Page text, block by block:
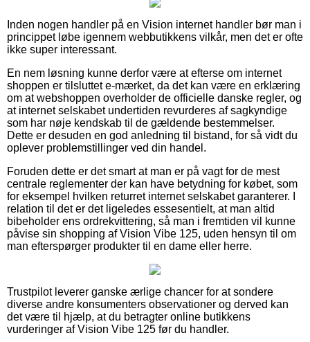
Inden nogen handler på en Vision internet handler bør man i
princippet løbe igennem webbutikkens vilkår, men det er ofte
ikke super interessant.
En nem løsning kunne derfor være at efterse om internet
shoppen er tilsluttet e-mærket, da det kan være en erklæring
om at webshoppen overholder de officielle danske regler, og
at internet selskabet undertiden revurderes af sagkyndige
som har nøje kendskab til de gældende bestemmelser.
Dette er desuden en god anledning til bistand, for så vidt du
oplever problemstillinger ved din handel.
Foruden dette er det smart at man er på vagt for de mest
centrale reglementer der kan have betydning for købet, som
for eksempel hvilken returret internet selskabet garanterer. I
relation til det er det ligeledes essesentielt, at man altid
bibeholder ens ordrekvittering, så man i fremtiden vil kunne
påvise sin shopping af Vision Vibe 125, uden hensyn til om
man efterspørger produkter til en dame eller herre.
Trustpilot leverer ganske ærlige chancer for at sondere
diverse andre konsumenters observationer og derved kan
det være til hjælp, at du betragter online butikkens
vurderinger af Vision Vibe 125 før du handler.